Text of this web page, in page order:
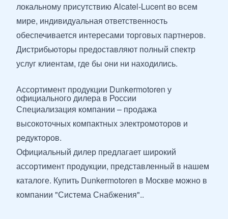
локальному присутствию Alcatel-Lucent во всем
мире, индивидуальная ответственность
обеспечивается интересами торговых партнеров.
Дистрибьюторы предоставляют полный спектр
услуг клиентам, где бы они ни находились.
Ассортимент продукции Dunkermotoren у
официального дилера в России
Специализация компании – продажа
высокоточных компактных электромоторов и
редукторов.
Официальный дилер предлагает широкий
ассортимент продукции, представленный в нашем
каталоге. Купить Dunkermotoren в Москве можно в
компании "Система Снабжения"..